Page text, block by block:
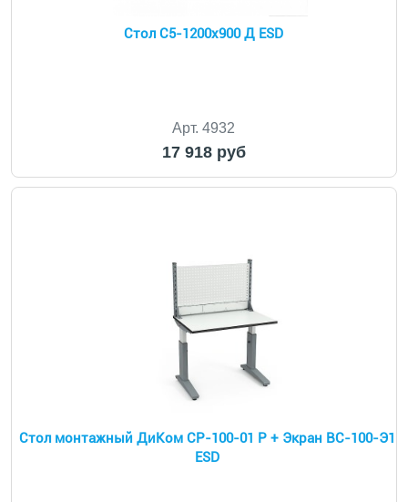
Стол С5-1200x900 Д ESD
Арт. 4932
17 918 руб
Стол монтажный ДиКом СР-100-01 Р + Экран ВС-100-Э1
ESD